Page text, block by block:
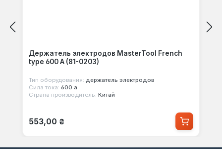
Держатель электродов MasterTool French
type 600 А (81-0203)
Тип оборудования: держатель электродов
Сила тока: 600 а
Страна производитель: Китай
Обычная цена:
553,00 ₴